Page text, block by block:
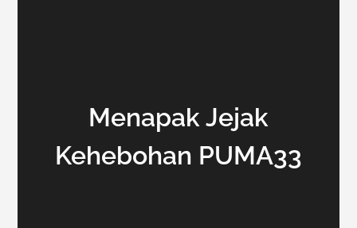
Menapak Jejak
Kehebohan PUMA33